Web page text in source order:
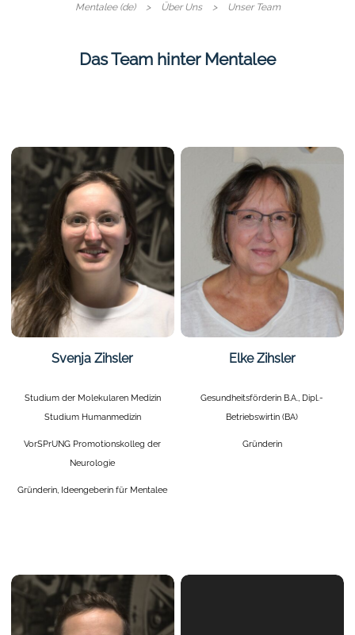
Mentalee (de) Über Uns Unser Team
Das Team hinter Mentalee
Studium der Molekularen Medizin
Studium Humanmedizin
VorSPrUNG Promotionskolleg der
Neurologie
Gründerin, Ideengeberin für Mentalee
Svenja Zihsler
Gesundheitsförderin B.A., Dipl.-
Betriebswirtin (BA)
Gründerin
Elke Zihsler